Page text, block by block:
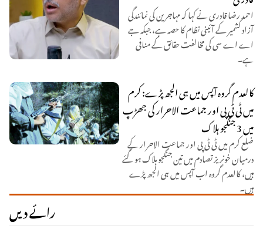
احمد رضا قادری نے کہا کہ مہاجرین کی نمائندگی
آزاد کشمیر کے آئینی نظام کا حصہ ہے، جبکہ جے
اے اے سی کی مخالفت حقائق کے منافی
ہے۔
کالعدم گروہ آپس میں ہی الجھ پڑے: کرم
میں ٹی ٹی پی اور جماعت الاحرار کی جھڑپ
میں 3 جنگجو ہلاک
ضلع کرم میں ٹی ٹی پی اور جماعت الاحرار کے
درمیان خونریز تصادم میں تین جنگجو ہلاک ہو گئے
ہیں، کالعدم گروہ اب آپس میں ہی الجھ پڑے
ہیں۔
رائے دیں